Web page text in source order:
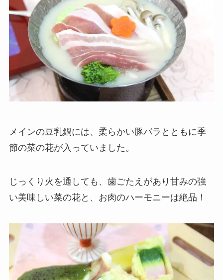
メインの豆乳鍋には、柔らかい豚バラとともに季
節の菜の花が入っていました。
じっくり火を通しても、歯ごたえがあり甘みの強
い美味しい菜の花と、お肉のハーモニーは絶品！